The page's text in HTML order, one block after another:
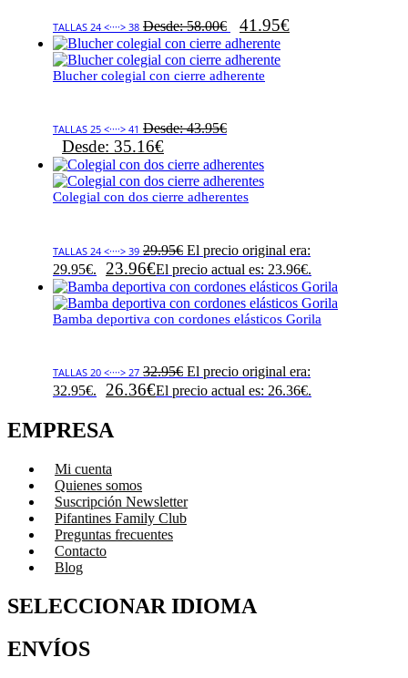
TALLAS 24 <····> 38 Desde:58.00€ 41.95€
Blucher colegial con cierre adherente
TALLAS 25 <····> 41 Desde:43.95€
Desde: 35.16€
Colegial con dos cierre adherentes
TALLAS 24 <····> 39 29.95€ El precio original era:
29.95€.
23.96€El precio actual es: 23.96€.
Bamba deportiva con cordones elásticos Gorila
TALLAS 20 <····> 27 32.95€ El precio original era:
32.95€.
26.36€El precio actual es: 26.36€.
EMPRESA
Mi cuenta
Quienes somos
Suscripción Newsletter
Pifantines Family Club
Preguntas frecuentes
Contacto
Blog
SELECCIONAR IDIOMA
ENVÍOS